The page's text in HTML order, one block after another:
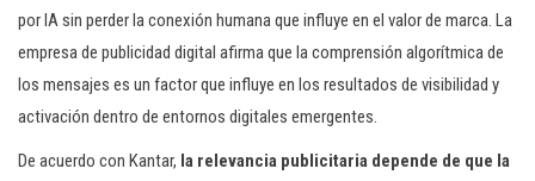
por IA sin perder la conexión humana que influye en el valor de marca. La
empresa de publicidad digital afirma que la comprensión algorítmica de
los mensajes es un factor que influye en los resultados de visibilidad y
activación dentro de entornos digitales emergentes.
De acuerdo con Kantar, la relevancia publicitaria depende de que la